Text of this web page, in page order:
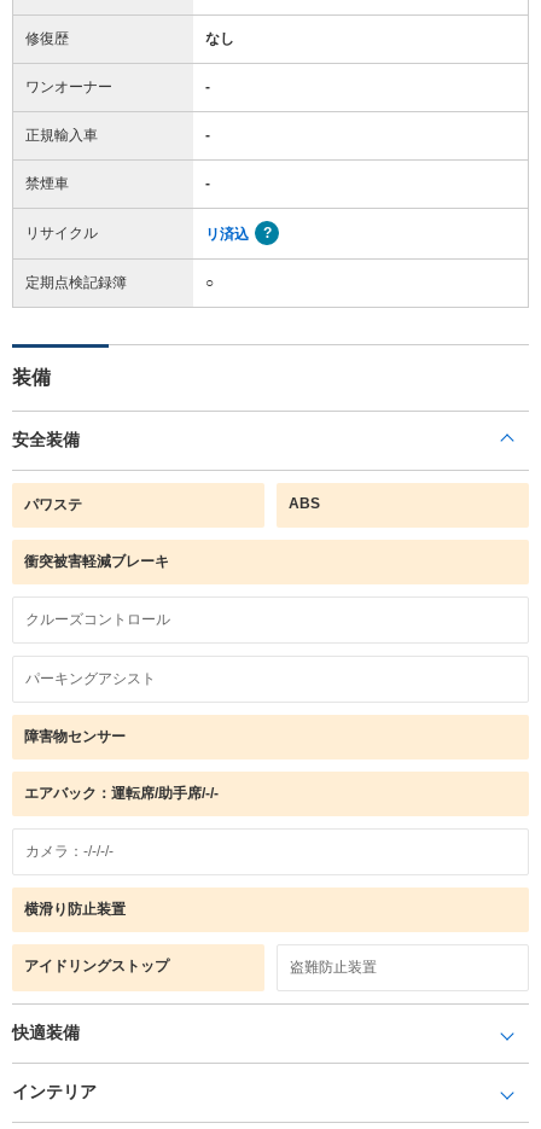
修復歴 なし
ワンオーナー -
正規輸入車 -
禁煙車 -
リサイクル リ済込
定期点検記録簿 ○
装備
安全装備
パワステ ABS
衝突被害軽減ブレーキ
クルーズコントロール
パーキングアシスト
障害物センサー
エアバック：運転席/助手席/-/-
カメラ：-/-/-/-
横滑り防止装置
アイドリングストップ 盗難防止装置
快適装備
インテリア